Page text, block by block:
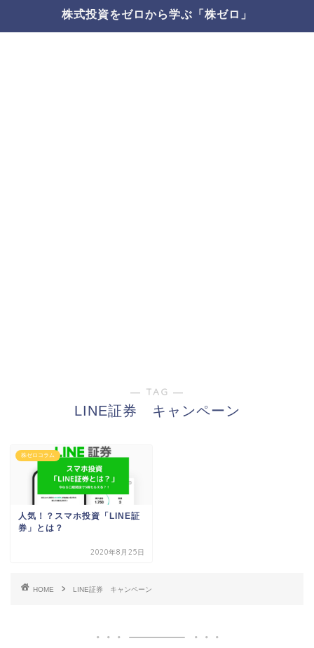
株式投資をゼロから学ぶ「株ゼロ」
― TAG ―
LINE証券 キャンペーン
株ゼロコラム
人気！？スマホ投資「LINE証
券」とは？
2020年8月25日
HOME LINE証券 キャンペーン